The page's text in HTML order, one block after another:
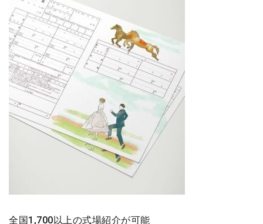
全国1,700以上の式場紹介が可能